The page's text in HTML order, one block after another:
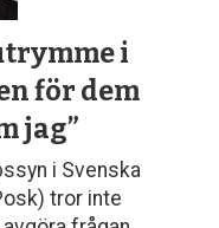
i
för dem
jag”
i Svenska
tror inte